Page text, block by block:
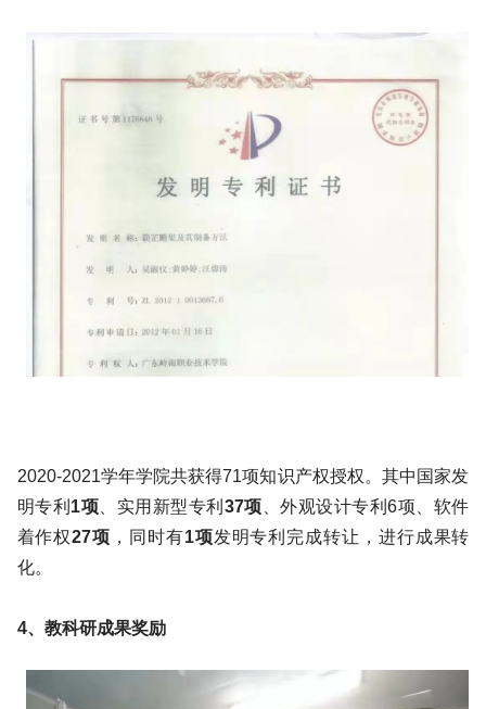
2020-2021学年学院共获得71项知识产权授权。其中国家发
明专利 1项 、实用新型专利 37项 、外观设计专利6项、软件
着作权27项 ，同时有1项发明专利完成转让，进行成果转
化。
4、教科研成果奖励